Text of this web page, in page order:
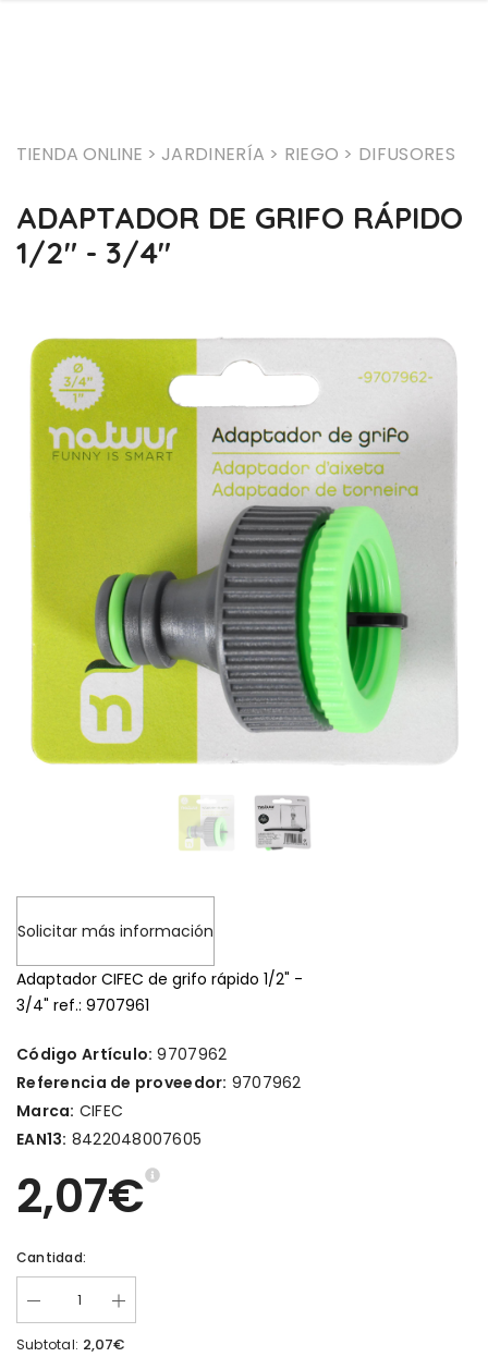
TIENDA ONLINE > JARDINERÍA > RIEGO > DIFUSORES
ADAPTADOR DE GRIFO RÁPIDO
1/2" - 3/4"
Adaptador CIFEC de grifo rápido 1/2" -
3/4" ref.: 9707961
Solicitar más información
Código Artículo: 9707962
Referencia de proveedor: 9707962
Marca: CIFEC
EAN13: 8422048007605
2,07€
Cantidad:
Subtotal: 2,07€